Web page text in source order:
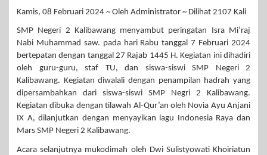
Kamis, 08 Februari 2024 ~ Oleh Administrator ~ Dilihat 2107 Kali
SMP Negeri 2 Kalibawang menyambut peringatan Isra Mi’raj
Nabi Muhammad saw. pada hari Rabu tanggal 7 Februari 2024
bertepatan dengan tanggal 27 Rajab 1445 H. Kegiatan ini dihadiri
oleh guru-guru, staf TU, dan siswa-siswi SMP Negeri 2
Kalibawang. Kegiatan diwalali dengan penampilan hadrah yang
dipersambahkan dari siswa-siswi SMP Negri 2 Kalibawang.
Kegiatan dibuka dengan tilawah Al-Qur’an oleh Novia Ayu Anjani
IX A, dilanjutkan dengan menyayikan lagu Indonesia Raya dan
Mars SMP Negeri 2 Kalibawang.
Acara selanjutnya mukodimah oleh Dwi Sulistyowati Khoiriatun